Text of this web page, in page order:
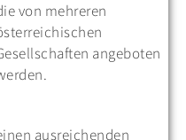
von mehreren